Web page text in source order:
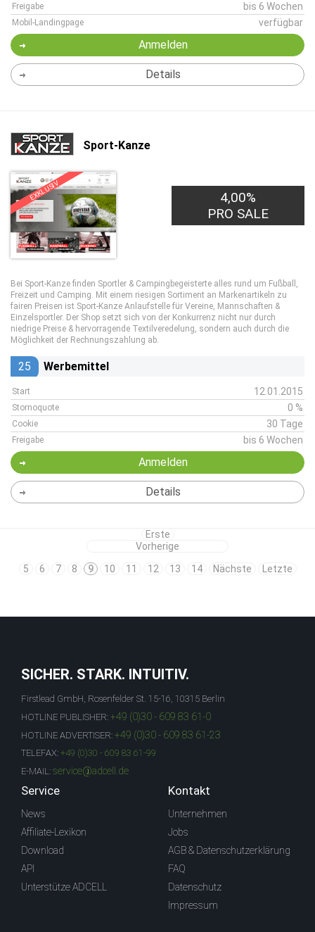
Freigabe bis 6 Wochen
Mobil-Landingpage verfügbar
Anmelden
Details
Sport-Kanze
EXKLUSIV
4,00%
PRO SALE
Bei Sport-Kanze finden Sportler & Campingbegeisterte alles rund um Fußball,
Freizeit und Camping. Mit einem riesigen Sortiment an Markenartikeln zu
fairen Preisen ist Sport-Kanze Anlaufstelle für Vereine, Mannschaften &
Einzelsportler. Der Shop setzt sich von der Konkurrenz nicht nur durch
niedrige Preise & hervorragende Textilveredelung, sondern auch durch die
Möglichkeit der Rechnungszahlung ab.
25 Werbemittel
Start 12.01.2015
Stornoquote 0 %
Cookie 30 Tage
Freigabe bis 6 Wochen
Anmelden
Details
Erste
Vorherige
5
6 7 8 9 10 11 12 13 14 Nächste Letzte
SICHER. STARK. INTUITIV.
Firstlead GmbH, Rosenfelder St. 15-16, 10315 Berlin
HOTLINE PUBLISHER: +49 (0)30 - 609 83 61-0
HOTLINE ADVERTISER: +49 (0)30 - 609 83 61-23
TELEFAX: +49 (0)30 - 609 83 61-99
E-MAIL: service@adcell.de
Service
News
Affiliate-Lexikon
Download
API
Unterstütze ADCELL
Kontakt
Unternehmen
Jobs
AGB & Datenschutzerklärung
FAQ
Datenschutz
Impressum